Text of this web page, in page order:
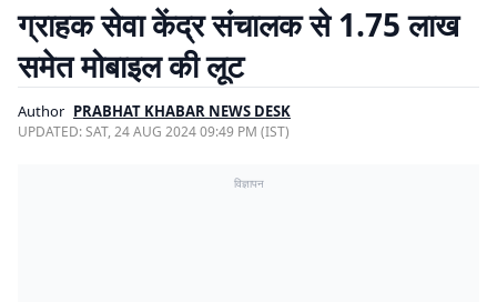
ग्राहक सेवा केंद्र संचालक से 1.75 लाख
समेत मोबाइल की लूट
Author PRABHAT KHABAR NEWS DESK
UPDATED:SAT, 24 AUG 2024 09:49 PM (IST)
विज्ञापन